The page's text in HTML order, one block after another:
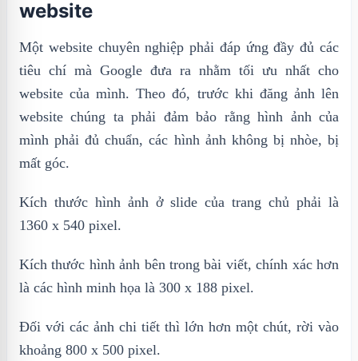
website
Một website chuyên nghiệp phải đáp ứng đầy đủ các
tiêu chí mà Google đưa ra nhằm tối ưu nhất cho
website của mình. Theo đó, trước khi đăng ảnh lên
website chúng ta phải đảm bảo rằng hình ảnh của
mình phải đủ chuẩn, các hình ảnh không bị nhòe, bị
mất góc.
Kích thước hình ảnh ở slide của trang chủ phải là
1360 x 540 pixel.
Kích thước hình ảnh bên trong bài viết, chính xác hơn
là các hình minh họa là 300 x 188 pixel.
Đối với các ảnh chi tiết thì lớn hơn một chút, rời vào
khoảng 800 x 500 pixel.